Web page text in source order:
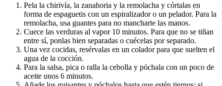
Pela la chirivía, la zanahoria y la remolacha y córtalas en
forma de espaguetis con un espiralizador o un pelador. Para la
remolacha, usa guantes para no mancharte las manos.
Cuece las verduras al vapor 10 minutos. Para que no se tiñan
entre sí, ponlas bien separadas o cuécelas por separado.
Una vez cocidas, resérvalas en un colador para que suelten el
agua de la cocción.
Para la salsa, pica o ralla la cebolla y póchala con un poco de
aceite unos 6 minutos.